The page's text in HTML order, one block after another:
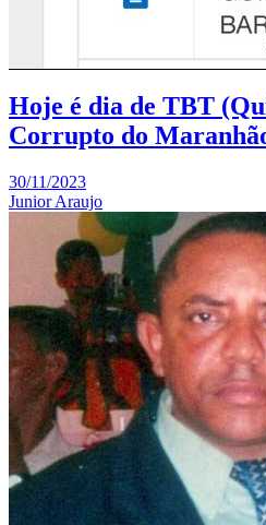
Hoje é dia de TBT
Corrupto do
30/11/2023
Junior Araujo